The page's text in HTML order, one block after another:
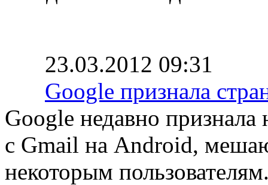
23.03.2012 09:31
Google признала
Google недавно
с Gmail на Android,
некоторым